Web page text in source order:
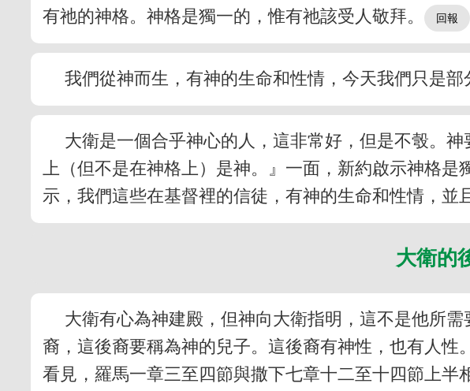
有祂的神格。神格是獨一的，惟有祂該受人敬拜。
我們從神而生，有神的生命和性情，今天我們只是
大衛是一個合乎神心的人，這非常好，但是不彀。
上（但不是在神格上）是神。』一面，新約啟示神格
示，我們這些在基督裡的信徒，有神的生命和性情，並
大衛的
大衛有心為神建殿，但神向大衛指明，這不是他所
裔，這後裔要稱為神的兒子。這後裔有神性，也有人
看見，羅馬一章三至四節與撒下七章十二至十四節上